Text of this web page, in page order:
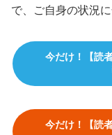
で、ご自身の状況
今だけ！【読
今だけ！【読